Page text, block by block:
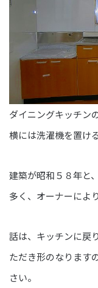
ダイニングキッチン
横には洗濯機を置け
建築が昭和５８年と
多く、オーナーによ
話は、キッチンに戻
ただき形のなります
さい。